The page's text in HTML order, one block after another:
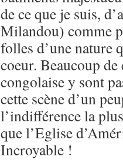
de ce que je suis,
Milandou) comme
folles d’une nature
coeur. Beaucoup
congolaise y sont
cette scène d’un
l’indifférence la
que l’Eglise
Incroyable !